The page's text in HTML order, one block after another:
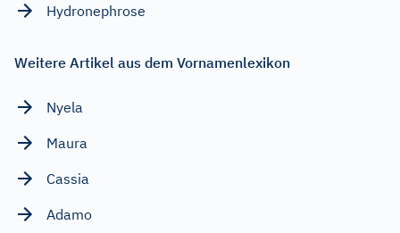
Hydronephrose
Weitere Artikel aus dem Vornamenlexikon
Nyela
Maura
Cassia
Adamo